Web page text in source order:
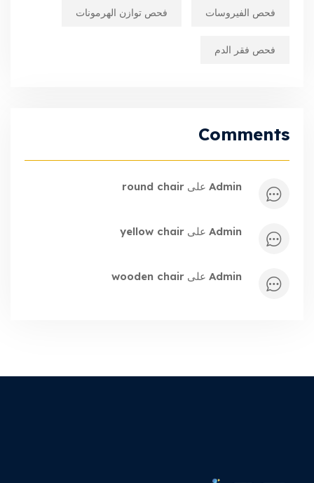
فحص الفيروسات فحص توازن الهرمونات
فحص فقر الدم
Comments
admin على round chair
admin على yellow chair
admin على wooden chair